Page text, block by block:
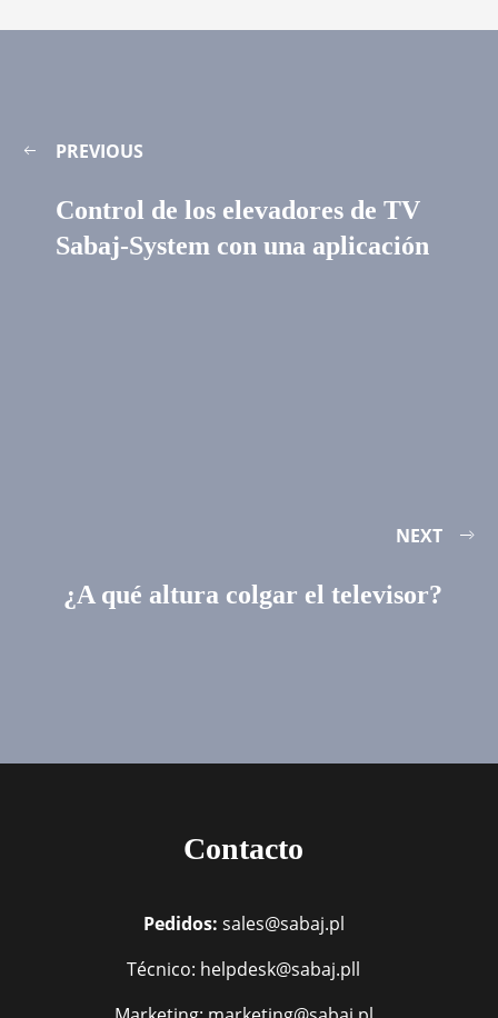
PREVIOUS
Control de los elevadores de TV
Sabaj-System con una aplicación
NEXT
¿A qué altura colgar el televisor?
Contacto
Pedidos: sales@sabaj.pl
Técnico: helpdesk@sabaj.pll